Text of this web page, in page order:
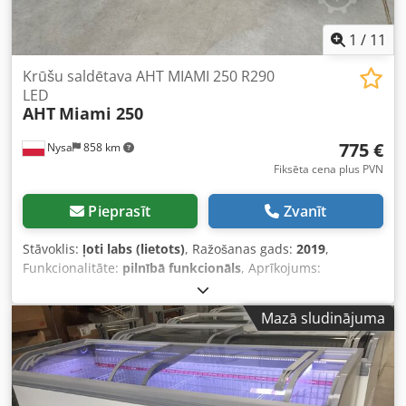
1 / 11
Nysa 858 km
Krūšu saldētava AHT MIAMI 250 R290
LED
AHT Miami 250
775 €
Fiksēta cena plus PVN
Pieprasīt Zvanīt
Stāvoklis: ļoti labs (lietots), Ražošanas gads: 2019,
Funkcionalitāte: pilnībā funkcionāls, Aprīkojums:
, Saldētava / Dziļā saldētava AHT
MIAMI 250 AD (-)/(U) R290 Lietota iekārta - Ļoti labā
stāvoklī. AD - Pusautomātiska atkausēšana
AUKSTUMAGENTS - R290 Dcjdoxyd Dkopfx Acyok
Ražošanas gads: 2016–2019 Dzesēšanas temperatūra: +3°C
līdz +15°C Dziļās saldēšanas temperatūra: -18°C līdz -23°C
Izcilais AHT LED iekšējais apgaismojums preču vēl
Mazā sludinājuma